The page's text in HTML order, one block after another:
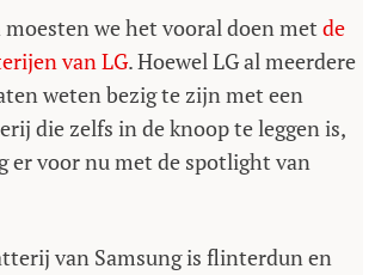
we het vooral doen met de
van LG. Hoewel LG al meerdere
weten bezig te zijn met een
die zelfs in de knoop te leggen is,
er voor nu met de spotlight van
van Samsung is flinterdun en